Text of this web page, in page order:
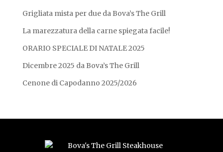
Grigliata mista per due da Bova’s The Grill
La marezzatura della carne spiegata facile!
ORARIO SPECIALE DI NATALE 2025
Dicembre 2025 da Bova’s The Grill
Cenone di Capodanno 2025/2026